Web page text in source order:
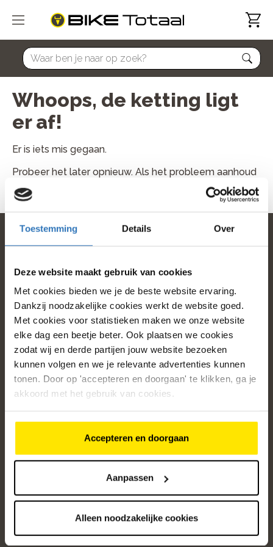
Toestemming Details Over
Deze website maakt gebruik van cookies
Met cookies bieden we je de beste website ervaring.
Dankzij noodzakelijke cookies werkt de website goed.
Met cookies voor statistieken maken we onze website
elke dag een beetje beter. Ook plaatsen we cookies
zodat wij en derde partijen jouw website bezoeken
kunnen volgen en we je relevante advertenties kunnen
tonen. Door op 'accepteren en doorgaan' te klikken, ga je
akkoord met het gebruik van cookies.
Accepteren en doorgaan
Aanpassen
Alleen noodzakelijke cookies
home
Whoops, de ketting ligt
er af!
Er is iets mis gegaan.
Probeer het later opnieuw. Als het probleem aanhoud
neem dan contact met ons op.
home
Populaire categorieën
Onze service
Klantenservice
Over ons
4.8 /5
Altijd op de hoogte van onze acties
Ontvang de beste aanbiedingen en persoonlijk advies.
Aanmelden